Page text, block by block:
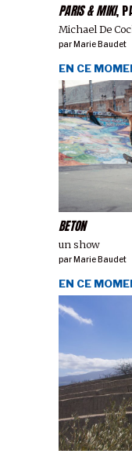
PARIS & MIKI,
Michael De
par Marie Baudet
BETON
un show
EN CE
parMarie Baudet
EN CE